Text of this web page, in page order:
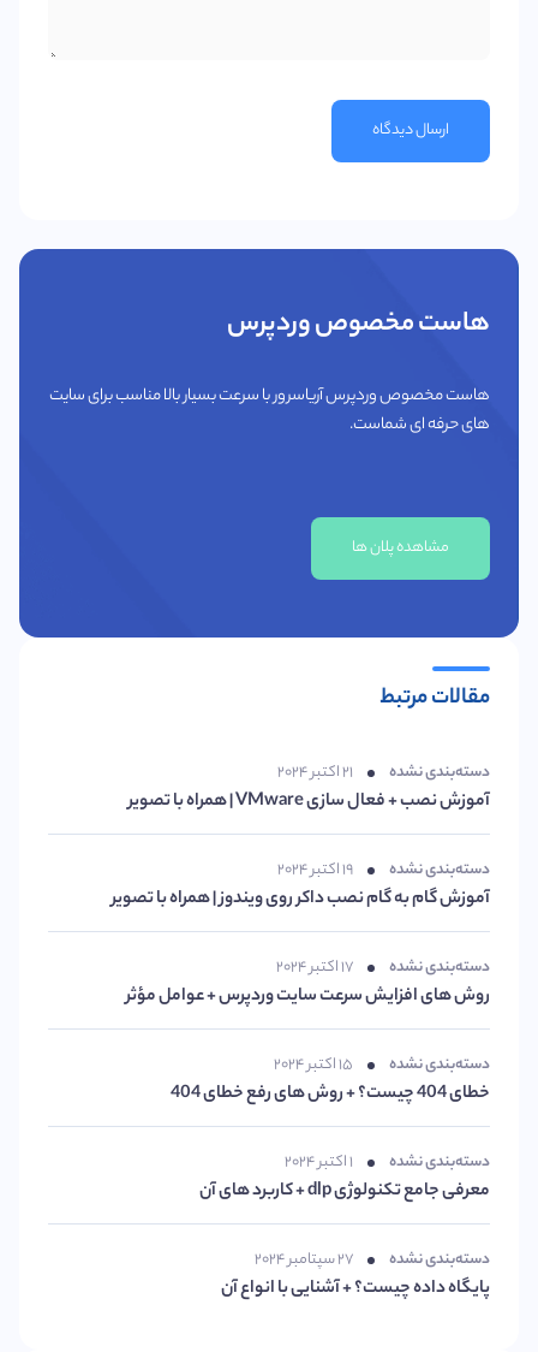
هاست مخصوص وردپرس
هاست مخصوص وردپرس آریاسرور با سرعت بسیار بالا مناسب برای سایت
های حرفه ای شماست.
مشاهده پلان ها
مقالات مرتبط
دسته‌بندی نشده ۲۱ اکتبر ۲۰۲۴
آموزش نصب + فعال سازی VMware | همراه با تصویر
دسته‌بندی نشده ۱۹ اکتبر ۲۰۲۴
آموزش گام به گام نصب داکر روی ویندوز | همراه با تصویر
دسته‌بندی نشده ۱۷ اکتبر ۲۰۲۴
روش های افزایش سرعت سایت وردپرس + عوامل مؤثر
دسته‌بندی نشده ۱۵ اکتبر ۲۰۲۴
خطای 404 چیست؟ + روش های رفع خطای 404
دسته‌بندی نشده ۱ اکتبر ۲۰۲۴
معرفی جامع تکنولوژی dlp + کاربرد های آن
دسته‌بندی نشده ۲۷ سپتامبر ۲۰۲۴
پایگاه داده چیست؟ + آشنایی با انواع آن
ارسال دیدگاه